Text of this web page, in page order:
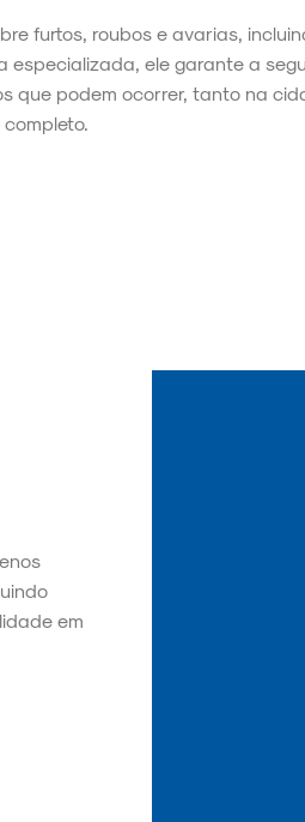
furtos, roubos e avarias,
especializada, ele garante a
que podem ocorrer, tanto na
em